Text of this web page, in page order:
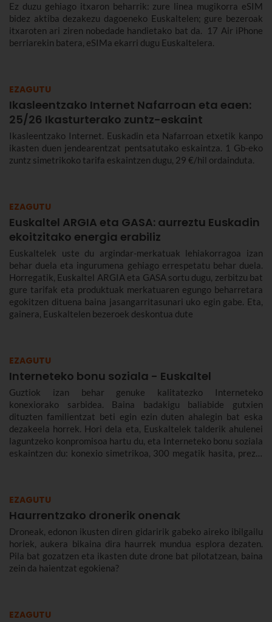
Ez duzu gehiago itxaron beharrik: zure linea mugikorra eSIM
bidez aktiba dezakezu dagoeneko Euskaltelen; gure bezeroak
itxaroten ari ziren nobedade handietako bat da. 17 Air iPhone
berriarekin batera, eSIMa ekarri dugu Euskaltelera.
EZAGUTU
Ikasleentzako Internet Nafarroan eta eaen:
25/26 Ikasturterako zuntz-eskaint
Ikasleentzako Internet. Euskadin eta Nafarroan etxetik kanpo
ikasten duen jendearentzat pentsatutako eskaintza. 1 Gb-eko
zuntz simetrikoko tarifa eskaintzen dugu, 29 €/hil ordainduta.
EZAGUTU
Euskaltel ARGIA eta GASA: aurreztu Euskadin
ekoitzitako energia erabiliz
Euskaltelek uste du argindar-merkatuak lehiakorragoa izan
behar duela eta ingurumena gehiago errespetatu behar duela.
Horregatik, Euskaltel ARGIA eta GASA sortu dugu, zerbitzu bat
gure tarifak eta produktuak merkatuaren egungo beharretara
egokitzen dituena baina jasangarritasunari uko egin gabe. Eta,
gainera, Euskaltelen bezeroek deskontua dute
EZAGUTU
Interneteko bonu soziala - Euskaltel
Guztiok izan behar genuke kalitatezko Interneteko
konexiorako sarbidea. Baina badakigu baliabide gutxien
dituzten familientzat beti egin ezin duten ahalegin bat eska
dezakeela horrek. Hori dela eta, Euskaltelek talderik ahulenei
laguntzeko konpromisoa hartu du, eta Interneteko bonu soziala
eskaintzen du: konexio simetrikoa, 300 megatik hasita, prezio
EZAGUTU
Haurrentzako dronerik onenak
Droneak, edonon ikusten diren gidaririk gabeko aireko ibilgailu
horiek, aukera bikaina dira haurrek mundua esplora dezaten.
Pila bat gozatzen eta ikasten dute drone bat pilotatzean, baina
zein da haientzat egokiena?
EZAGUTU